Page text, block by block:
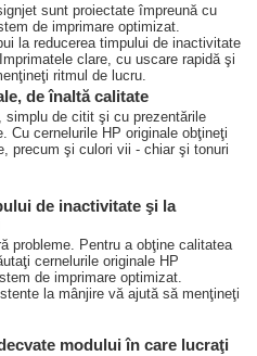
sunt proiectate împreună cu
de imprimare optimizat.
la reducerea timpului de inactivitate
clare, cu uscare rapidă şi
ritmul de lucru.
de înaltă calitate
simplu de citit şi cu prezentările
Cu cernelurile HP originale obţineţi
precum şi culori vii - chiar şi tonuri
de inactivitate şi la
probleme. Pentru a obţine calitatea
cernelurile originale HP
de imprimare optimizat.
la mânjire vă ajută să menţineţi
modului în care lucraţi